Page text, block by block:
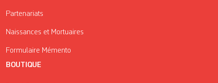
Partenariats
Naissances et Mortuaires
Formulaire Mémento
BOUTIQUE